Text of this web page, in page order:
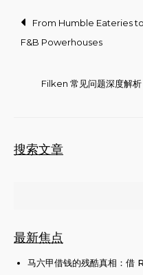
Post
From Humble Eateries
F&B Powerhouses
Filken 常见问题深度解
搜索文章
最新焦点
马六甲借钱的残酷真相：借